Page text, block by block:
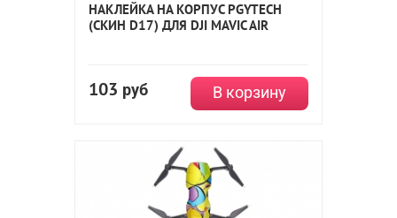
НАКЛЕЙКА НА КОРПУС PGYTECH
(СКИН D17) ДЛЯ DJI MAVIC AIR
103 руб В корзину